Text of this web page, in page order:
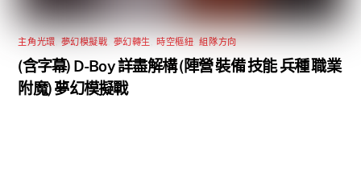
主角光環 夢幻模擬戰 夢幻轉生 時空樞紐 ,組隊方向
(含字幕) D-Boy 詳盡解構 (陣營 裝備 技能 兵種 職業
附魔) 夢幻模擬戰